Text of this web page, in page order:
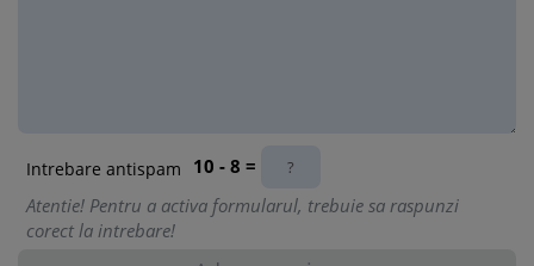
Intrebare antispam
10 - 8 =
Atentie! Pentru a activa formularul, trebuie sa raspunzi
corect la intrebare!